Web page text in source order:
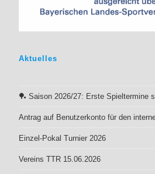
Aktuelles
🏓 Saison 2026/27: Erste Spieltermine
Antrag auf Benutzerkonto für den
Einzel-Pokal Turnier 2026
Vereins TTR 15.06.2026